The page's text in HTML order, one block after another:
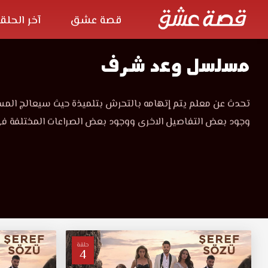
قصة عشق آخر
مسلسل
وعد
شرف
عشق
3sk
مسلسل وعد شرف
مسلسل
شرف
عالية
المسلسل
التركي
وعد
تحدث عن معلم يتم إتهامه بالتحرش بتلميذة حيث سيعالج
وجود بعض التفاصيل الاخرى ووجود بعض الصراعات
حلقة
4